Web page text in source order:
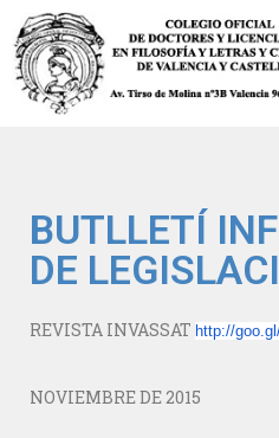
Saltar
al
BUTLLETÍ
DE
REVISTA INVASSAT http://
NOVIEMBRE DE 2015